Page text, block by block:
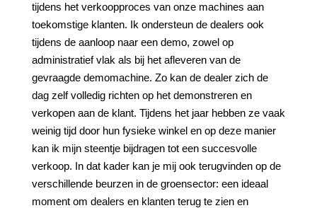
tijdens het verkoopproces van onze machines aan
toekomstige klanten. Ik ondersteun de dealers ook
tijdens de aanloop naar een demo, zowel op
administratief vlak als bij het afleveren van de
gevraagde demomachine. Zo kan de dealer zich de
dag zelf volledig richten op het demonstreren en
verkopen aan de klant. Tijdens het jaar hebben ze vaak
weinig tijd door hun fysieke winkel en op deze manier
kan ik mijn steentje bijdragen tot een succesvolle
verkoop. In dat kader kan je mij ook terugvinden op de
verschillende beurzen in de groensector: een ideaal
moment om dealers en klanten terug te zien en